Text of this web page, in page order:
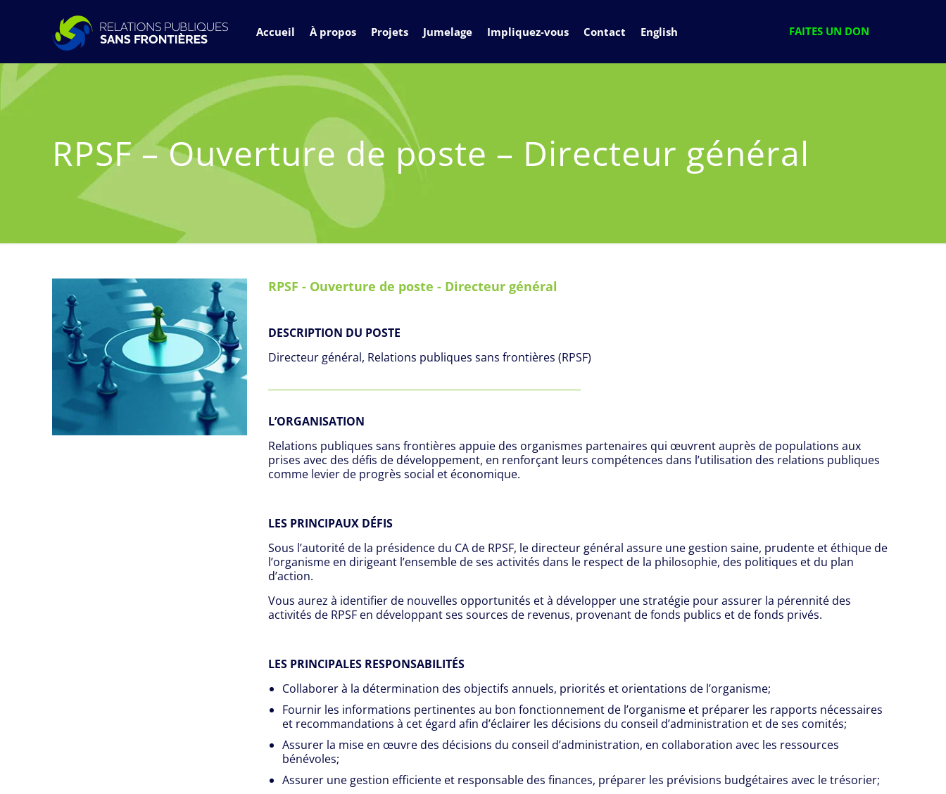
Accueil À propos Projets Jumelage Impliquez-vous Contact English FAITES UN DON
RPSF – Ouverture de poste – Directeur général
RPSF - Ouverture de poste - Directeur général
DESCRIPTION DU POSTE
Directeur général, Relations publiques sans frontières (RPSF)
L’ORGANISATION
Relations publiques sans frontières appuie des organismes partenaires qui œuvrent auprès de populations aux
prises avec des défis de développement, en renforçant leurs compétences dans l’utilisation des relations publiques
comme levier de progrès social et économique.
LES PRINCIPAUX DÉFIS
Sous l’autorité de la présidence du CA de RPSF, le directeur général assure une gestion saine, prudente et éthique de
l’organisme en dirigeant l’ensemble de ses activités dans le respect de la philosophie, des politiques et du plan
d’action.
Vous aurez à identifier de nouvelles opportunités et à développer une stratégie pour assurer la pérennité des
activités de RPSF en développant ses sources de revenus, provenant de fonds publics et de fonds privés.
LES PRINCIPALES RESPONSABILITÉS
Collaborer à la détermination des objectifs annuels, priorités et orientations de l’organisme;
Fournir les informations pertinentes au bon fonctionnement de l’organisme et préparer les rapports nécessaires
et recommandations à cet égard afin d’éclairer les décisions du conseil d’administration et de ses comités;
Assurer la mise en œuvre des décisions du conseil d’administration, en collaboration avec les ressources
bénévoles;
Assurer une gestion efficiente et responsable des finances, préparer les prévisions budgétaires avec le trésorier;